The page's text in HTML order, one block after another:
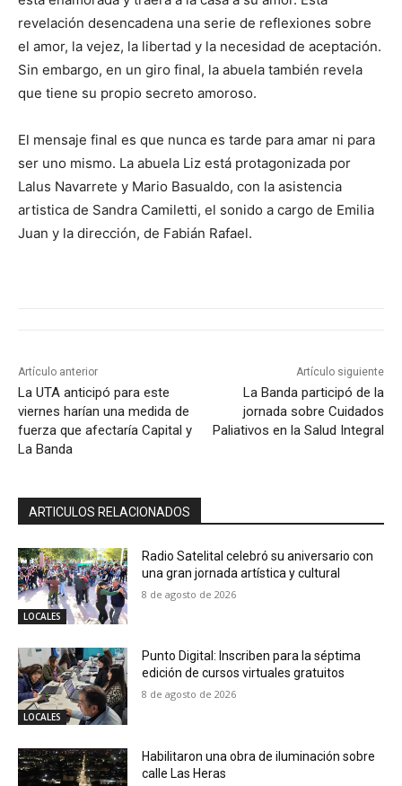
revelación desencadena una serie de reflexiones sobre
el amor, la vejez, la libertad y la necesidad de aceptación.
Sin embargo, en un giro final, la abuela también revela
que tiene su propio secreto amoroso.
El mensaje final es que nunca es tarde para amar ni para
ser uno mismo. La abuela Liz está protagonizada por
Lalus Navarrete y Mario Basualdo, con la asistencia
artistica de Sandra Camiletti, el sonido a cargo de Emilia
Juan y la dirección, de Fabián Rafael.
Artículo anterior
La UTA anticipó para este
viernes harían una medida de
fuerza que afectaría Capital y
La Banda
Artículo siguiente
La Banda participó de la
jornada sobre Cuidados
Paliativos en la Salud Integral
ARTICULOS RELACIONADOS
LOCALES
Radio Satelital celebró su aniversario con
una gran jornada artística y cultural
8 de agosto de 2026
LOCALES
Punto Digital: Inscriben para la séptima
edición de cursos virtuales gratuitos
8 de agosto de 2026
Habilitaron una obra de iluminación sobre
calle Las Heras